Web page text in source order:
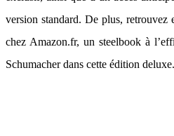
version standard. De plus, retrouvez
chez Amazon.fr, un steelbook à
Schumacher dans cette édition deluxe.